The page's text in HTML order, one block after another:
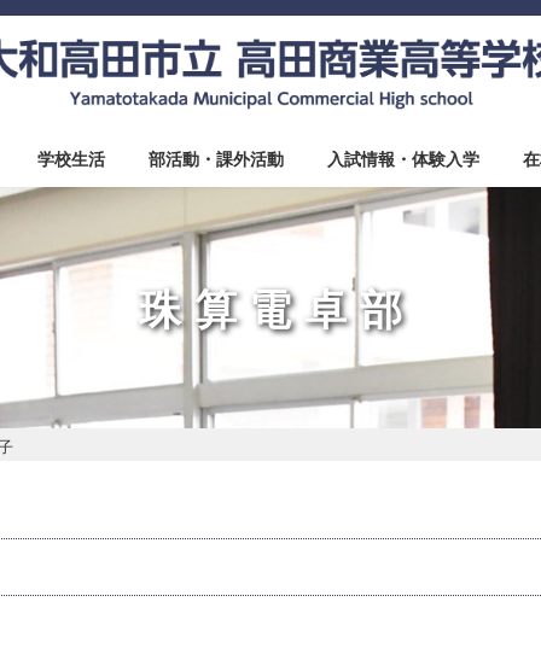
学校生活 部活動・課外活動 入試情報・体験入学
珠算電卓部